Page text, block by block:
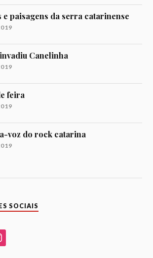
e paisagens da serra catarinense
Canelinha
feira
voz do rock catarina
SOCIAIS